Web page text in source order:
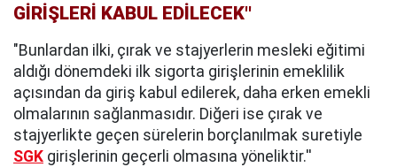
GİRİŞLERİ KABUL EDİLECEK''
"Bunlardan ilki, çırak ve stajyerlerin mesleki eğitimi
aldığı dönemdeki ilk sigorta girişlerinin emeklilik
açısından da giriş kabul edilerek, daha erken emekli
olmalarının sağlanmasıdır. Diğeri ise çırak ve
stajyerlikte geçen sürelerin borçlanılmak suretiyle
SGK girişlerinin geçerli olmasına yöneliktir.''